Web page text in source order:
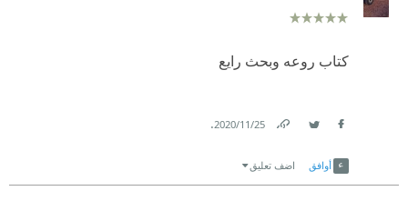
كتاب روعه وبحث رايع
25‏/11‏/2020
.
أوافق اضف تعليق